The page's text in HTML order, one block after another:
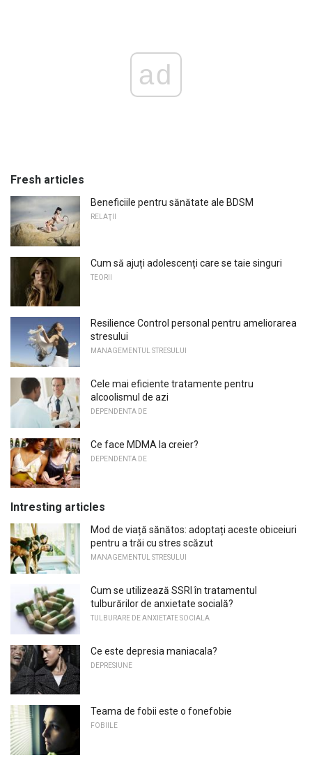
ad
Fresh articles
Beneficiile pentru sănătate ale BDSM
RELAŢII
Cum să ajuți adolescenți care se taie singuri
TEORII
Resilience Control personal pentru ameliorarea
stresului
MANAGEMENTUL STRESULUI
Cele mai eficiente tratamente pentru
alcoolismul de azi
DEPENDENTA DE
Ce face MDMA la creier?
DEPENDENTA DE
Intresting articles
Mod de viață sănătos: adoptați aceste obiceiuri
pentru a trăi cu stres scăzut
MANAGEMENTUL STRESULUI
Cum se utilizează SSRI în tratamentul
tulburărilor de anxietate socială?
TULBURARE DE ANXIETATE SOCIALA
Ce este depresia maniacala?
DEPRESIUNE
Teama de fobii este o fonefobie
FOBIILE